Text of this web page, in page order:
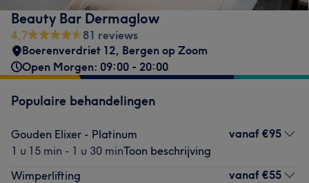
Beauty Bar Dermaglow
4,7
81 reviews
Boerenverdriet 12, Bergen op Zoom
Open Morgen: 09:00 - 20:00
Populaire behandelingen
Gouden Elixer - Platinum
1 u 15 min - 1 u 30 minToon beschrijving
vanaf €95
Wimperlifting
vanaf €55